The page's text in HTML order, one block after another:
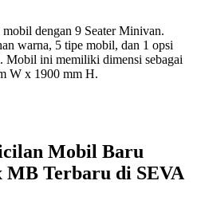
dengan 9 Seater Minivan.
warna, 5 tipe mobil, dan 1 opsi
Mobil ini memiliki dimensi sebagai
W x 1900 mm H.
Mobil Baru
MB Terbaru di SEVA